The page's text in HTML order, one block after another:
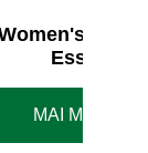
MAI MULTE